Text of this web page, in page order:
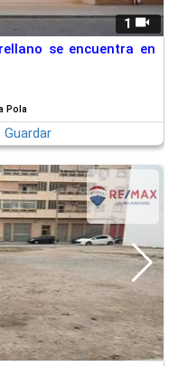
1
se encuentra en
Pola
Guardar